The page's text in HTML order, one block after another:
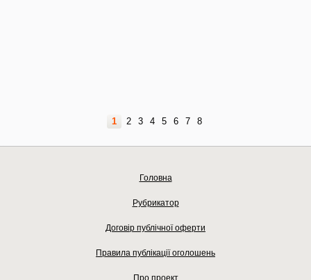
1 2 3 4 5 6 7 8
Головна
Рубрикатор
Договір публічної оферти
Правила публікації оголошень
Про проект